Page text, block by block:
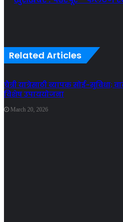
Related Articles
चैत्री यात्रेसाठी व्यापक सोई-सुविधा;
विशेष उपाययोजना
March 20, 2026